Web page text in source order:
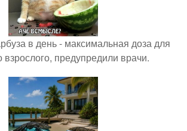
в день - максимальная доза для
взрослого, предупредили врачи.